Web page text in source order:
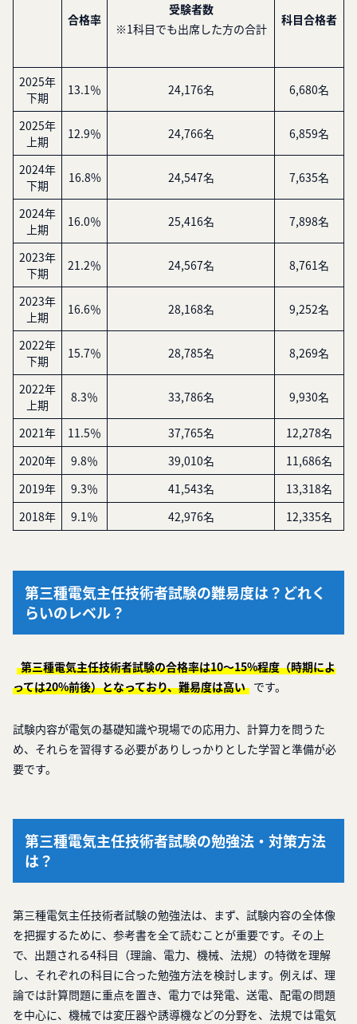
合格率
受験者数
※1科目でも出席した方の合計
科目合格者
2025年
下期
13.1％ 24,176名 6,680名
2025年
上期
12.9％ 24,766名 6,859名
2024年
下期
16.8% 24,547名 7,635名
2024年
上期
16.0％ 25,416名 7,898名
2023年
下期
21.2％ 24,567名 8,761名
2023年
上期
16.6％ 28,168名 9,252名
2022年
下期
15.7％ 28,785名 8,269名
2022年
上期
8.3％ 33,786名 9,930名
2021年 11.5％ 37,765名
12,278名
2020年
9.8％ 39,010名
11,686名
2019年
9.3％ 41,543名
13,318名
2018年
9.1％ 42,976名 12,335名
第三種電気主任技術者試験の難易度は？どれく
らいのレベル？
第三種電気主任技術者試験の合格率は10〜15%程度（時期によ
っては20%前後）となっており、難易度は高い です。
試験内容が電気の基礎知識や現場での応用力、計算力を問うた
め、それらを習得する必要がありしっかりとした学習と準備が必
要です。
第三種電気主任技術者試験の勉強法・対策方法
は？
第三種電気主任技術者試験の勉強法は、まず、試験内容の全体像
を把握するために、参考書を全て読むことが重要です。その上
で、出題される4科目（理論、電力、機械、法規）の特徴を理解
し、それぞれの科目に合った勉強方法を検討します。例えば、理
論では計算問題に重点を置き、電力では発電、送電、配電の問題
を中心に、機械では変圧器や誘導機などの分野を、法規では電気